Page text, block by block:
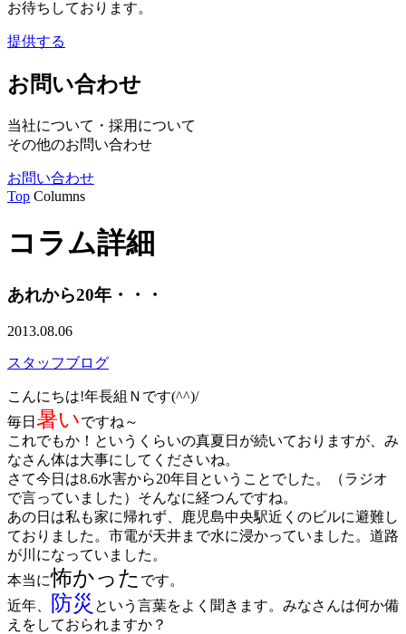
お待ちしております。
提供する
お問い合わせ
当社について・採用について
その他のお問い合わせ
お問い合わせ
Top Columns
コラム詳細
あれから20年・・・
2013.08.06
スタッフブログ
こんにちは!年長組Ｎです(^^)/
毎日 暑いですね～
これでもか！というくらいの真夏日が続いておりますが、み
なさん体は大事にしてくださいね。
さて今日は8.6水害から20年目ということでした。（ラジオ
で言っていました）そんなに経つんですね。
あの日は私も家に帰れず、鹿児島中央駅近くのビルに避難し
ておりました。市電が天井まで水に浸かっていました。道路
が川になっていました。
本当に怖かった です。
近年、
防災 という言葉をよく聞きます。みなさんは何か備
えをしておられますか？